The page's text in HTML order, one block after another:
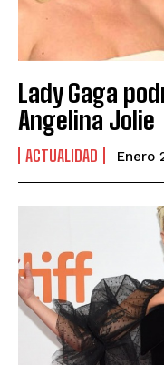
Lady Gaga
Angelina Jolie
ACTUALIDAD Enero